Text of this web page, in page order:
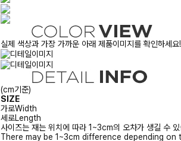
실제 색상과 가장 가까운 아래 제품이미지를 확인하세
(cm기준)
SIZE
가로Width
세로Length
사이즈는 재는 위치에 따라 1~3cm의 오차가 생길 수 있
There may be 1~3cm difference depending